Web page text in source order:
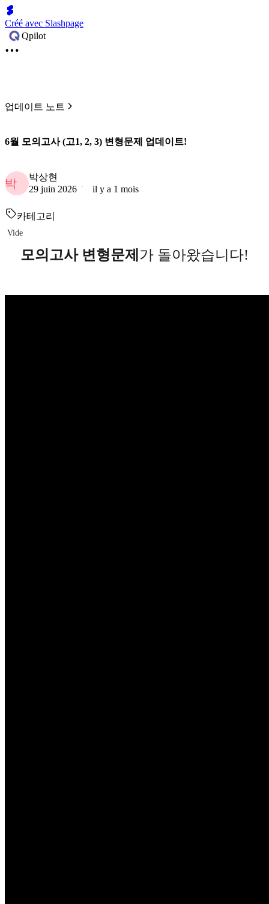
Créé avec Slashpage
Qpilot
업데이트 노트
6월 모의고사 (고1, 2, 3) 변형문제 업데이트!
박
박상현
29 juin 2026
il y a 1 mois
카테고리
Vide
모의고사 변형문제 가 돌아왔습니다!